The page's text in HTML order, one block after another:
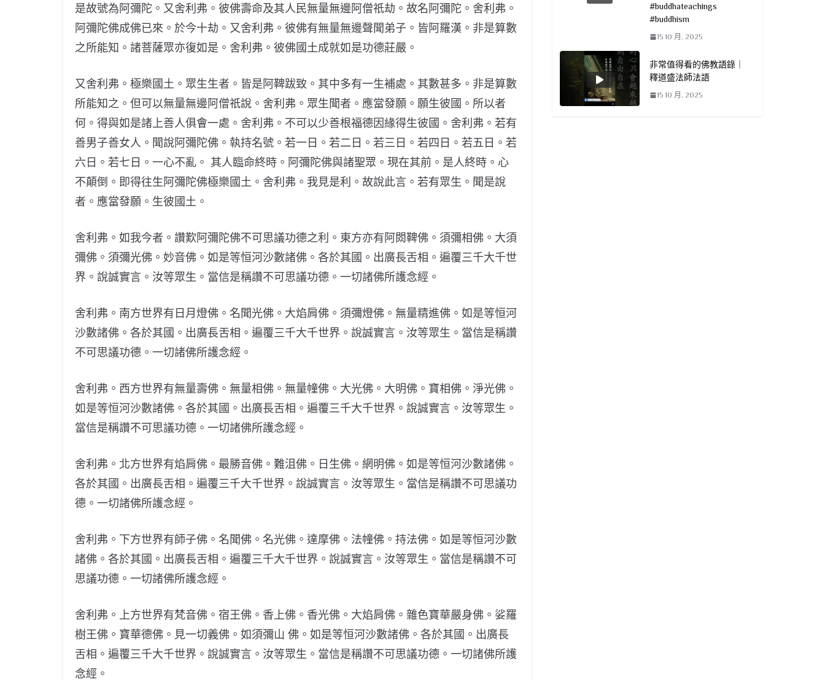
是故號為阿彌陀。又舍利弗。彼佛壽命及其人民無量無邊阿僧祇劫。故名阿彌陀。舍利弗。
阿彌陀佛成佛已來。於今十劫。又舍利弗。彼佛有無量無邊聲聞弟子。皆阿羅漢。非是算數
之所能知。諸菩薩眾亦復如是。舍利弗。彼佛國土成就如是功德莊嚴。
又舍利弗。極樂國土。眾生生者。皆是阿鞞跋致。其中多有一生補處。其數甚多。非是算數
所能知之。但可以無量無邊阿僧祇說。舍利弗。眾生聞者。應當發願。願生彼國。所以者
何。得與如是諸上善人俱會一處。舍利弗。不可以少善根福德因緣得生彼國。舍利弗。若有
善男子善女人。聞說阿彌陀佛。執持名號。若一日。若二日。若三日。若四日。若五日。若
六日。若七日。一心不亂。 其人臨命終時。阿彌陀佛與諸聖眾。現在其前。是人終時。心
不顛倒。即得往生阿彌陀佛極樂國土。舍利弗。我見是利。故說此言。若有眾生。聞是說
者。應當發願。生彼國土。
舍利弗。如我今者。讚歎阿彌陀佛不可思議功德之利。東方亦有阿閦鞞佛。須彌相佛。大須
彌佛。須彌光佛。妙音佛。如是等恒河沙數諸佛。各於其國。出廣長舌相。遍覆三千大千世
界。說誠實言。汝等眾生。當信是稱讚不可思議功德。一切諸佛所護念經。
舍利弗。南方世界有日月燈佛。名聞光佛。大焰肩佛。須彌燈佛。無量精進佛。如是等恒河
沙數諸佛。各於其國。出廣長舌相。遍覆三千大千世界。說誠實言。汝等眾生。當信是稱讚
不可思議功德。一切諸佛所護念經。
舍利弗。西方世界有無量壽佛。無量相佛。無量幢佛。大光佛。大明佛。寶相佛。淨光佛。
如是等恒河沙數諸佛。各於其國。出廣長舌相。遍覆三千大千世界。說誠實言。汝等眾生。
當信是稱讚不可思議功德。一切諸佛所護念經。
舍利弗。北方世界有焰肩佛。最勝音佛。難沮佛。日生佛。網明佛。如是等恒河沙數諸佛。
各於其國。出廣長舌相。遍覆三千大千世界。說誠實言。汝等眾生。當信是稱讚不可思議功
德。一切諸佛所護念經。
舍利弗。下方世界有師子佛。名聞佛。名光佛。達摩佛。法幢佛。持法佛。如是等恒河沙數
諸佛。各於其國。出廣長舌相。遍覆三千大千世界。說誠實言。汝等眾生。當信是稱讚不可
思議功德。一切諸佛所護念經。
舍利弗。上方世界有梵音佛。宿王佛。香上佛。香光佛。大焰肩佛。雜色寶華嚴身佛。娑羅
樹王佛。寶華德佛。見一切義佛。如須彌山 佛。如是等恒河沙數諸佛。各於其國。出廣長
舌相。遍覆三千大千世界。說誠實言。汝等眾生。當信是稱讚不可思議功德。一切諸佛所護
念經。
#buddhateachings
#buddhism
15 10 月, 2025
非常值得看的佛教語錄｜
釋道盛法師法語
15 10 月, 2025